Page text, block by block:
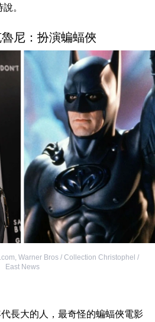
說。
尼：扮演蝙蝠俠
Warner Bros / Collection Christophel /
East News
長大的人，最奇怪的蝙蝠俠電影